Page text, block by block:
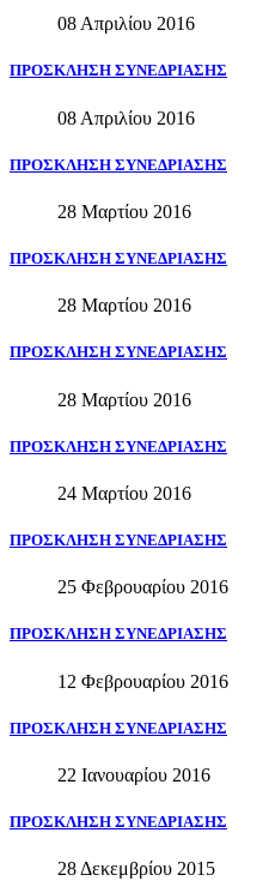
08 Απριλίου 2016
ΠΡΟΣΚΛΗΣΗ ΣΥΝΕΔΡΙΑΣΗΣ
08 Απριλίου 2016
ΠΡΟΣΚΛΗΣΗ ΣΥΝΕΔΡΙΑΣΗΣ
28 Μαρτίου 2016
ΠΡΟΣΚΛΗΣΗ ΣΥΝΕΔΡΙΑΣΗΣ
28 Μαρτίου 2016
ΠΡΟΣΚΛΗΣΗ ΣΥΝΕΔΡΙΑΣΗΣ
28 Μαρτίου 2016
ΠΡΟΣΚΛΗΣΗ ΣΥΝΕΔΡΙΑΣΗΣ
24 Μαρτίου 2016
ΠΡΟΣΚΛΗΣΗ ΣΥΝΕΔΡΙΑΣΗΣ
25 Φεβρουαρίου 2016
ΠΡΟΣΚΛΗΣΗ ΣΥΝΕΔΡΙΑΣΗΣ
12 Φεβρουαρίου 2016
ΠΡΟΣΚΛΗΣΗ ΣΥΝΕΔΡΙΑΣΗΣ
22 Ιανουαρίου 2016
ΠΡΟΣΚΛΗΣΗ ΣΥΝΕΔΡΙΑΣΗΣ
28 Δεκεμβρίου 2015